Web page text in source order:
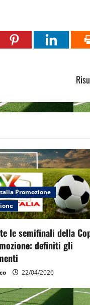
Promozione
le semifinali della
definiti gli
22/04/2026